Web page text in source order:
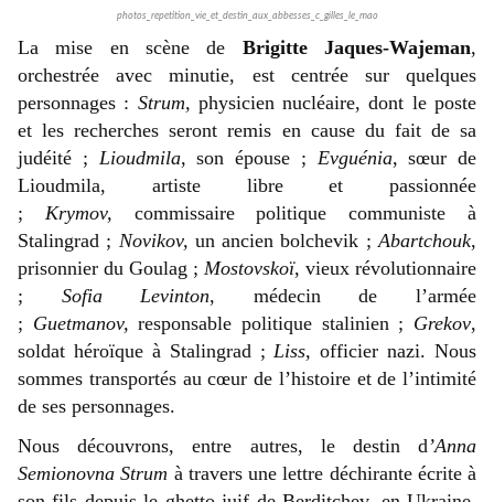
photos_repetition_vie_et_destin_aux_abbesses_c_gilles_le_mao
La mise en scène de Brigitte Jaques-Wajeman,
orchestrée avec minutie, est centrée sur quelques
personnages : Strum, physicien nucléaire, dont le poste
et les recherches seront remis en cause du fait de sa
judéité ; Lioudmila, son épouse ; Evguénia, sœur de
Lioudmila, artiste libre et passionnée
;
Krymov,
commissaire politique communiste à
Stalingrad ; Novikov, un ancien bolchevik ; Abartchouk,
prisonnier du Goulag ; Mostovskoï, vieux révolutionnaire
;
Sofia Levinton, médecin de l’armée
; Guetmanov, responsable politique stalinien ; Grekov,
soldat héroïque à Stalingrad ; Liss, officier nazi. Nous
sommes transportés au cœur de l’histoire et de l’intimité
de ses personnages.
Nous découvrons, entre autres, le destin d’Anna
Semionovna Strum à travers une lettre déchirante écrite à